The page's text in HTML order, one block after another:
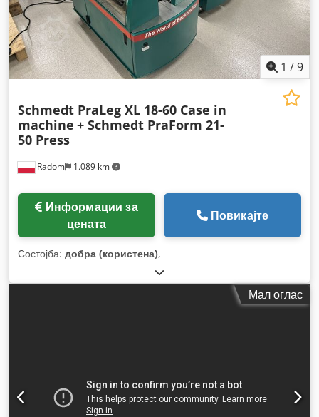
1 /9
Radom 1.089 km
Schmedt PraLeg XL 18-60 Case in
machine + Schmedt PraForm 21-
50 Press
цената
Повикајте
Состојба: добра (користена),
Мал оглас